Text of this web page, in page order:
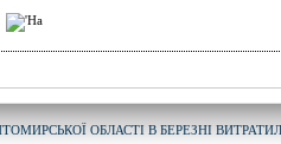
ОБЛАСТІ В БЕРЕЗНІ